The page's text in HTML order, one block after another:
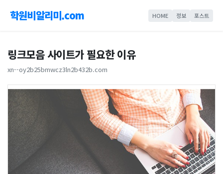
학원비알리미.com HOME 정보 포스트
링크모음 사이트가 필요한 이유
xn--oy2b25bmwcz3ln2b432b.com